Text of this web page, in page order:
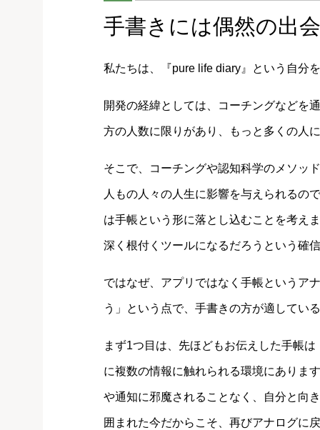
手書きには偶然の出
私たちは、『pure life diary』という自分
開発の経緯としては、コーチングなどを
方の人数に限りがあり、もっと多くの人
そこで、コーチングや認知科学のメソッ
人もの人々の人生に影響を与えられるの
は手帳という形に落とし込むことを考え
深く根付くツールになるだろうという確
ではなぜ、アプリではなく手帳というア
う」という点で、手書きの方が適してい
まず1つ目は、先ほどもお伝えした手帳
に複数の情報に触れられる環境にありま
や通知に邪魔されることなく、自分と向
囲まれた今だからこそ、再びアナログに